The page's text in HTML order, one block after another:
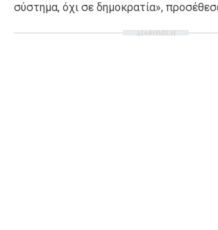
σύστημα, όχι σε δημοκρατία»,
ΔΙΑΦΗΜΙΣΗ